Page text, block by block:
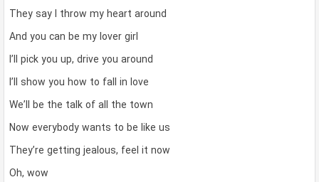
They say I throw my heart around
And you can be my lover girl
I’ll pick you up, drive you around
I’ll show you how to fall in love
We’ll be the talk of all the town
Now everybody wants to be like us
They’re getting jealous, feel it now
Oh, wow